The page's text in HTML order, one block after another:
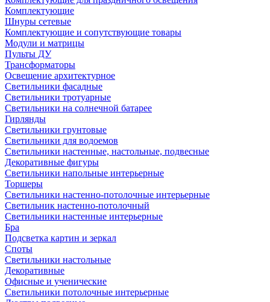
Комплектующие
Шнуры сетевые
Комплектующие и сопутствующие товары
Модули и матрицы
Пульты ДУ
Трансформаторы
Освещение архитектурное
Светильники фасадные
Светильники тротуарные
Светильники на солнечной батарее
Гирлянды
Светильники грунтовые
Светильники для водоемов
Светильники настенные, настольные, подвесные
Декоративные фигуры
Светильники напольные интерьерные
Торшеры
Светильники настенно-потолочные интерьерные
Светильник настенно-потолочный
Светильники настенные интерьерные
Бра
Подсветка картин и зеркал
Споты
Светильники настольные
Декоративные
Офисные и ученические
Светильники потолочные интерьерные